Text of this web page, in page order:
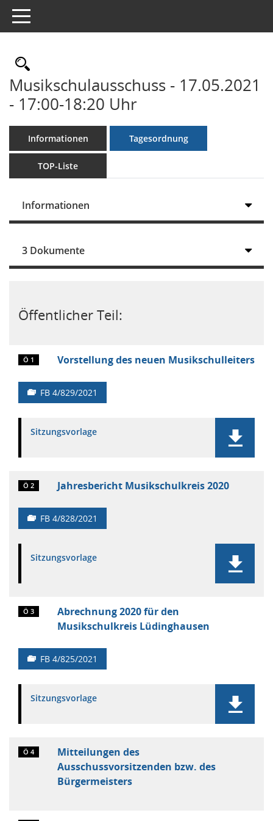
Toggle navigation
Rechercheauswahl
Musikschulausschuss - 17.05.2021
- 17:00-18:20 Uhr
Informationen Tagesordnung
TOP-Liste
Informationen
3 Dokumente
Öffentlicher Teil:
Ö 1 Vorstellung des neuen Musikschulleiters
FB 4/829/2021
Sitzungsvorlage
Ö 2 Jahresbericht Musikschulkreis 2020
FB 4/828/2021
Sitzungsvorlage
Ö 3
Abrechnung 2020 für den
Musikschulkreis Lüdinghausen
FB 4/825/2021
Sitzungsvorlage
Ö 4
Mitteilungen des
Ausschussvorsitzenden bzw. des
Bürgermeisters